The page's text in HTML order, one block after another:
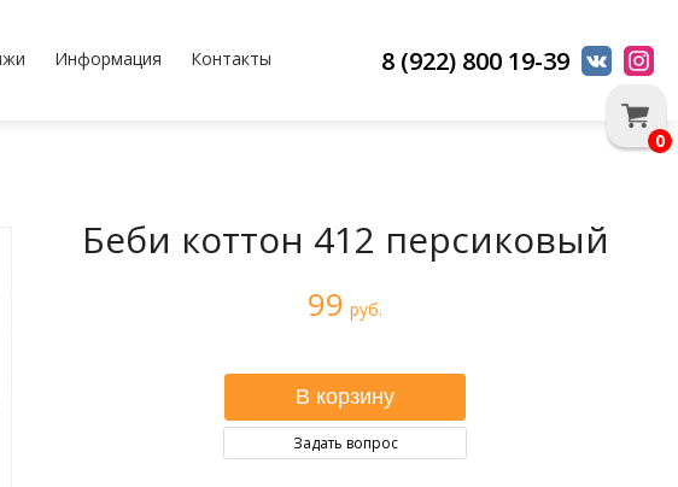
Информация Контакты 8 (922) 800 19-39
Беби коттон 412 персиковый
99 руб.
Задать вопрос
0